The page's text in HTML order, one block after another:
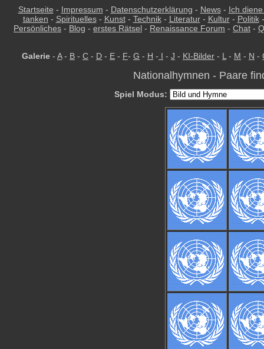
Startseite - Impressum - Datenschutzerklärung - News- Ich
tanken - Spirituelles- Kunst- Technik- Literatur- Kultur- Politik
Persönliches - Blog - erstes Rätsel - Renaissance Forum - Chat -
Galerie - A- B - C - D - E - F- G - H - I - J - KI-Bilder - L - M - N -
Nationalhymnen - Paare
Spiel Modus: